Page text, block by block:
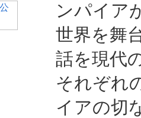
ンパイア
世界を舞
話を現代
それぞれ
イアの切